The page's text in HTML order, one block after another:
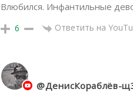
Влюбился. Инфантильные
6 Ответить на
@ДенисКораблёв-